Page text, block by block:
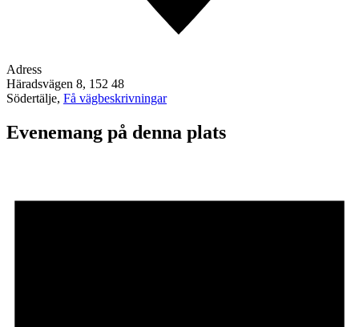
Adress
Häradsvägen 8, 152 48
Södertälje, Få vägbeskrivningar
Evenemang på denna plats